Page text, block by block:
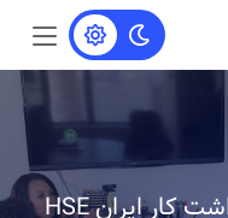
شبکه مهندسین ایمنی و بهداشت کار ایران HSE